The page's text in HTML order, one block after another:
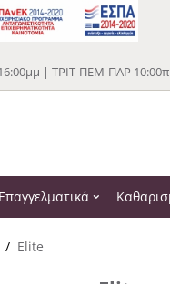
| ΤΡΙΤ-ΠΕΜ-ΠΑΡ
Επαγγελματικά
/ Elite